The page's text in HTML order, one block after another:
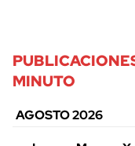
MINUTO
AGOSTO 2026